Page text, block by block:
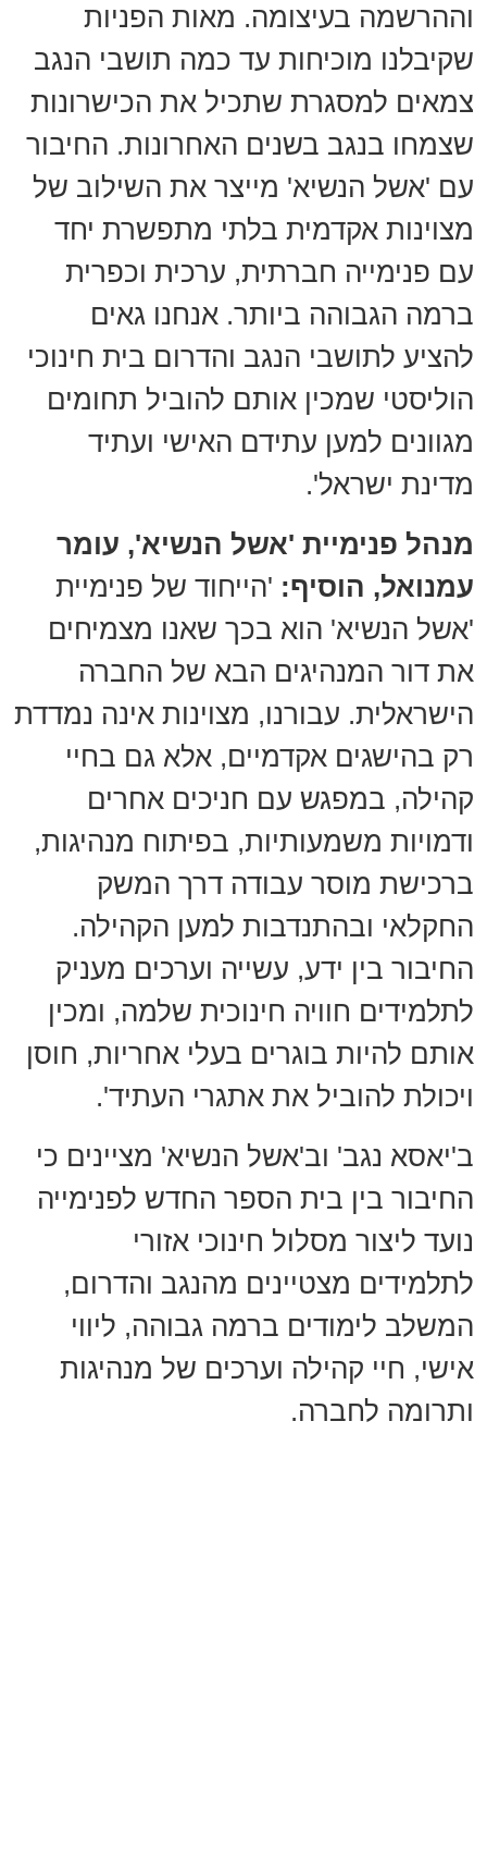
וההרשמה בעיצומה. מאות הפניות
שקיבלנו מוכיחות עד כמה תושבי הנגב
צמאים למסגרת שתכיל את הכישרונות
שצמחו בנגב בשנים האחרונות. החיבור
עם 'אשל הנשיא' מייצר את השילוב של
מצוינות אקדמית בלתי מתפשרת יחד
עם פנימייה חברתית, ערכית וכפרית
ברמה הגבוהה ביותר. אנחנו גאים
להציע לתושבי הנגב והדרום בית חינוכי
הוליסטי שמכין אותם להוביל תחומים
מגוונים למען עתידם האישי ועתיד
מדינת ישראל'.
מנהל פנימיית 'אשל הנשיא', עומר
עמנואל, הוסיף: 'הייחוד של פנימיית
'אשל הנשיא' הוא בכך שאנו מצמיחים
את דור המנהיגים הבא של החברה
הישראלית. עבורנו, מצוינות אינה נמדדת
רק בהישגים אקדמיים, אלא גם בחיי
קהילה, במפגש עם חניכים אחרים
ודמויות משמעותיות, בפיתוח מנהיגות,
ברכישת מוסר עבודה דרך המשק
החקלאי ובהתנדבות למען הקהילה.
החיבור בין ידע, עשייה וערכים מעניק
לתלמידים חוויה חינוכית שלמה, ומכין
אותם להיות בוגרים בעלי אחריות, חוסן
ויכולת להוביל את אתגרי העתיד'.
ב'יאסא נגב' וב'אשל הנשיא' מציינים כי
החיבור בין בית הספר החדש לפנימייה
נועד ליצור מסלול חינוכי אזורי
לתלמידים מצטיינים מהנגב והדרום,
המשלב לימודים ברמה גבוהה, ליווי
אישי, חיי קהילה וערכים של מנהיגות
ותרומה לחברה.